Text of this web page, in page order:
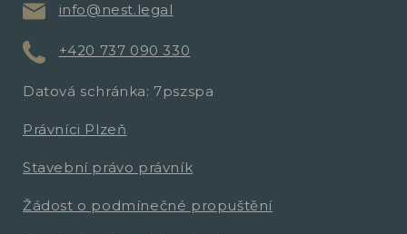
info@nest.legal
+420 737 090 330
Datová schránka: 7pszspa
Právníci Plzeň
Stavební právo právník
Žádost o podmínečné propuštění